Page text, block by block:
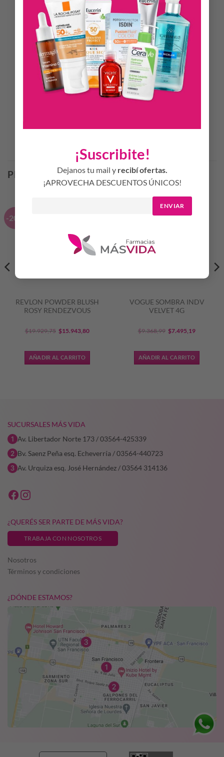
¡Suscribite!
Dejanos tu mail y recibí ofertas.
¡APROVECHA DESCUENTOS ÚNICOS!
ENVIAR
Matte hasta por 30H
•Resistente al agua y la transpiración.
Modo de uso:
Aplicar en el rostro y difuminar con las yemas de los dedos,
con una esponja o usando un blender
Presentación:
Productos Relacionados
PRODUCTOS RELACIONADOS
-20%
REVLON POWDER BLUSH
ROSY RENDEZVOUS
$19.929,75 El
original
era:
$15.943,80El
es:
AÑADIR AL CARRITO
VOGUE SOMBRA INDV
VELVET 4G
$9.368,99 El
original
era:
$7.495,19El
es:
AÑADIR AL CARRITO
SUCURSALES MÁS VIDA
Av. Libertador Norte 173 / 03564-425339
Bv. Saenz Peña esq. Echeverría / 03564-440723
Av. Urquiza esq. José Hernández / 03564 314136
¿QUERÉS SER PARTE DE MÁS VIDA?
TRABAJA CON NOSOTROS
Nosotros
Términos y condiciones
¿DÓNDE ESTAMOS?